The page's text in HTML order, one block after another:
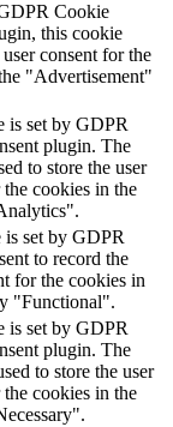
Cookie
this cookie
consent for the
"Advertisement"
is set by GDPR
plugin. The
to store the user
cookies in the
set by GDPR
to record the
for the cookies in
"Functional".
is set by GDPR
plugin. The
to store the user
cookies in the